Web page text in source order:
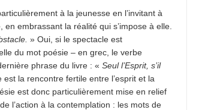
à la jeunesse en l’invitant à
embrassant la réalité qui s’impose à elle.
» Oui, si le spectacle est
du mot poésie – en grec, le verbe
phrase du livre : « Seul l’Esprit, s’il
est la rencontre fertile entre l’esprit et la
est donc particulièrement mise en relief
l’action à la contemplation : les mots de